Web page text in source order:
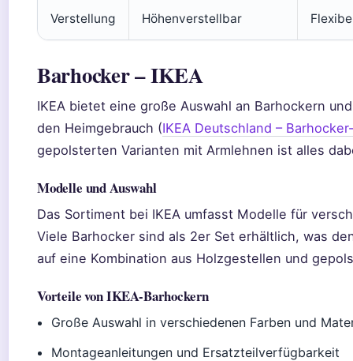
Verstellung Höhenverstellbar
Barhocker – IKEA
IKEA bietet eine große Auswahl an Barhockern
den Heimgebrauch (IKEA Deutschland –
gepolsterten Varianten mit Armlehnen ist alles
Modelle und Auswahl
Das Sortiment bei IKEA umfasst Modelle für
Viele Barhocker sind als 2er Set erhältlich, was
auf eine Kombination aus Holzgestellen und
Vorteile von IKEA-Barhockern
Große Auswahl in verschiedenen Farben und
Montageanleitungen und Ersatzteilverfügbarkeit